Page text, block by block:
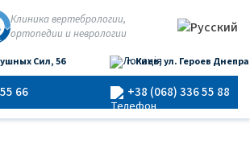
Клиника вертебрологии,
ортопедии и неврологии
Сил, 56 г. Киев, ул. Героев Днепра
66 +38 (068) 336 55 88
Как ускорить восстановление после травмы
Osanclinic
×